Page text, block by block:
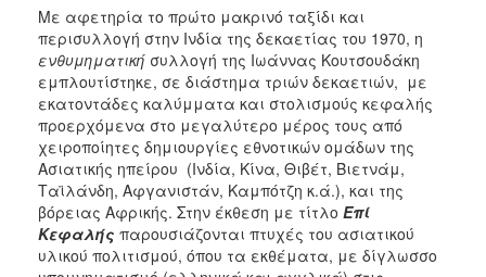
2012
2011
ΔΗΜΟΣ
ΠΟΛΙΤΙΣΜΟΣ
ΑΝΘΕΚΤΙΚΗ
Με αφετηρία το πρώτο μακρινό ταξίδι και
περισυλλογή στην Ινδία της δεκαετίας του 1970, η
ενθυμηματική συλλογή της Ιωάννας Κουτσουδάκη
εμπλουτίστηκε, σε διάστημα τριών δεκαετιών, με
εκατοντάδες καλύμματα και στολισμούς κεφαλής
προερχόμενα στο μεγαλύτερο μέρος τους από
χειροποίητες δημιουργίες εθνοτικών ομάδων της
Ασιατικής ηπείρου (Ινδία, Κίνα, Θιβέτ, Βιετνάμ,
Ταϊλάνδη, Αφγανιστάν, Καμπότζη κ.ά.), και της
βόρειας Αφρικής. Στην έκθεση με τίτλο Επί
Κεφαλής παρουσιάζονται πτυχές του ασιατικού
υλικού πολιτισμού, όπου τα εκθέματα, με δίγλωσσο